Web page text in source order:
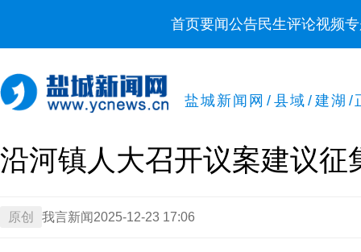
首页要闻公告民生评论视频
盐城新闻网 / 县域 / 建湖 /
沿河镇人大召开议案建议征
原创 我言新闻 2025-12-23 17:06